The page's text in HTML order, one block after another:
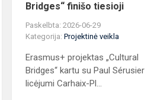
Bridges“ finišo tiesioji
Paskelbta: 2026-06-29
Kategorija:Projektinė veikla
Erasmus+ projektas „Cultural
Bridges“ kartu su Paul Sérusier
licėjumi Carhaix-Pl...